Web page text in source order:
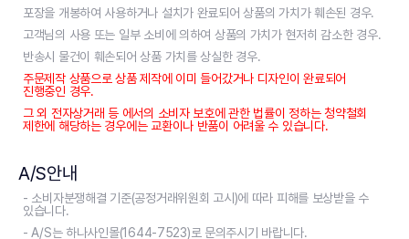
포장을 개봉하여 사용하거나 설치가 완료되어 상품의 가치가 훼손된 경우.
고객님의 사용 또는 일부 소비에 의하여 상품의 가치가 현저히 감소한 경우.
반송시 물건이 훼손되어 상품 가치를 상실한 경우.
주문제작 상품으로 상품 제작에 이미 들어갔거나 디자인이 완료되어
진행중인 경우.
그 외 전자상거래 등 에서의 소비자 보호에 관한 법률이 정하는 청약철회
제한에 해당하는 경우에는 교환이나 반품이 어려울 수 있습니다.
A/S안내
- 소비자분쟁해결 기준(공정거래위원회 고시)에 따라 피해를 보상받을 수
있습니다.
- A/S는 하나사인몰(1644-7523)로 문의주시기 바랍니다.